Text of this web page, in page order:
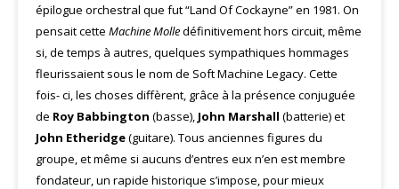
épilogue orchestral que fut “Land Of Cockayne” en 1981. On
pensait cette Machine Molledéfinitivement hors circuit, même
si, de temps à autres, quelques sympathiques hommages
fleurissaient sous le nom de Soft Machine Legacy. Cette
fois- ci, les choses diffèrent, grâce à la présence conjuguée
de Roy Babbington (basse), John Marshall (batterie) et
John Etheridge(guitare). Tous anciennes figures du
groupe, et même si aucuns d’entres eux n’en est membre
fondateur, un rapide historique s’impose, pour mieux